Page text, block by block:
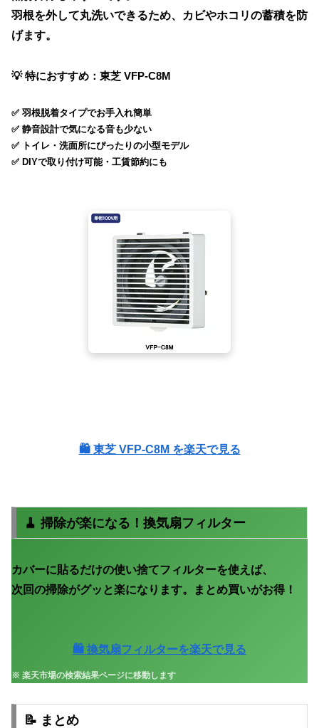
羽根を外して丸洗いできるため、カビやホコリの蓄積を防
げます。
💡 特におすすめ：東芝 VFP-C8M
✅ 羽根脱着タイプでお手入れ簡単
✅ 静音設計で気になる音も少ない
✅ トイレ・洗面所にぴったりの小型モデル
✅ DIYで取り付け可能・工賃節約にも
🛍 東芝 VFP-C8M を楽天で見る
🧹 掃除が楽になる！換気扇フィルター
カバーに貼るだけの使い捨てフィルターを使えば、
次回の掃除がグッと楽になります。まとめ買いがお得！
🛍 換気扇フィルターを楽天で見る
※ 楽天市場の検索結果ページに移動します
📝 まとめ